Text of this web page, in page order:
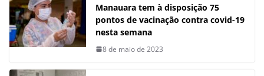
Manauara tem à disposição 75
pontos de vacinação contra covid-19
nesta semana
8 de maio de 2023